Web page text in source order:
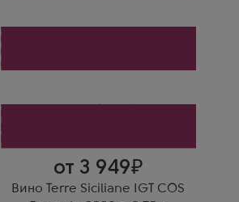
от 3 949
Вино Terre Siciliane IGT COS
Производитель
Azienda Agricola COS s.s.
Сорт винограда
Фраппато
Страна
Сицилия, Терре Сичилиане